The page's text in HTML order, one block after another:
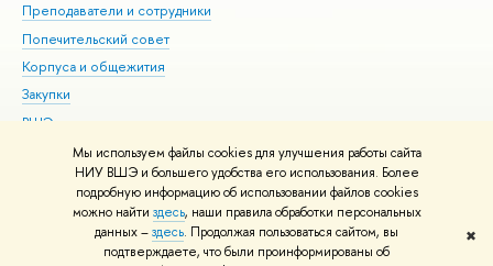
Мы используем файлы cookies для улучшения работы сайта
НИУ ВШЭ и большего удобства его использования. Более
подробную информацию об использовании файлов cookies
можно найти здесь, наши правила обработки персональных
данных –здесь. Продолжая пользоваться сайтом, вы
подтверждаете, что были проинформированы об
✖
Преподаватели и сотрудники
Попечительский совет
Корпуса и общежития
Закупки
ВШЭ для студентов с ограниченными возможностями
здоровья и инвалидностью
Версия для слабовидящих
Единая платежная страница